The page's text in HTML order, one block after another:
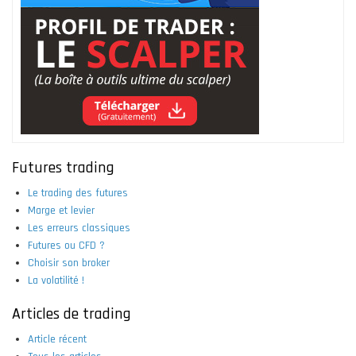
Futures trading
Le trading des futures
Marge et levier
Les erreurs classiques
Futures ou CFD ?
Choisir son broker
La volatilité !
Articles de trading
Article récent